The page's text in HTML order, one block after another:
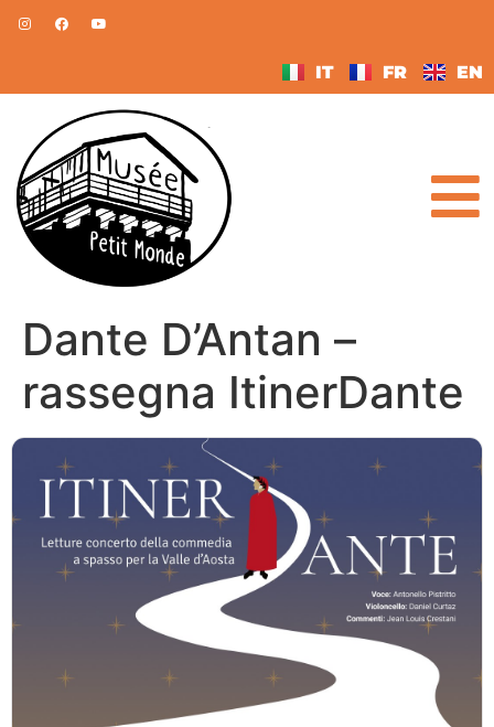
IT FR EN
Dante D’Antan –
rassegna ItinerDante